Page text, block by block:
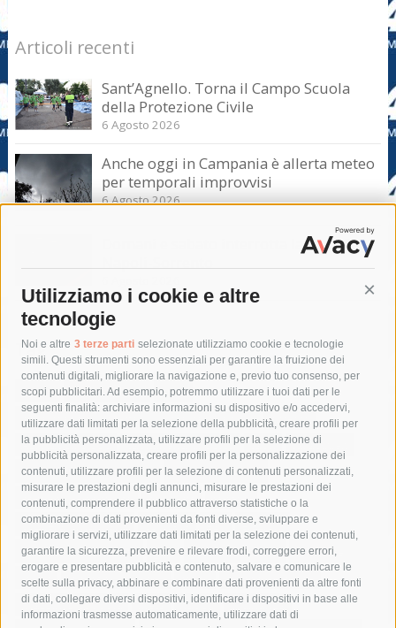
Utilizziamo i cookie e altre
tecnologie
Noi e altre 3 terze parti selezionate utilizziamo cookie e tecnologie
simili. Questi strumenti sono essenziali per garantire la fruizione dei
contenuti digitali, migliorare la navigazione e, previo tuo consenso, per
scopi pubblicitari. Ad esempio, potremmo utilizzare i tuoi dati per le
seguenti finalità: archiviare informazioni su dispositivo e/o accedervi,
utilizzare dati limitati per la selezione della pubblicità, creare profili per
la pubblicità personalizzata, utilizzare profili per la selezione di
pubblicità personalizzata, creare profili per la personalizzazione dei
contenuti, utilizzare profili per la selezione di contenuti personalizzati,
misurare le prestazioni degli annunci, misurare le prestazioni dei
contenuti, comprendere il pubblico attraverso statistiche o la
combinazione di dati provenienti da fonti diverse, sviluppare e
migliorare i servizi, utilizzare dati limitati per la selezione dei contenuti,
garantire la sicurezza, prevenire e rilevare frodi, correggere errori,
erogare e presentare pubblicità e contenuto, salvare e comunicare le
scelte sulla privacy, abbinare e combinare dati provenienti da altre fonti
di dati, collegare diversi dispositivi, identificare i dispositivi in base alle
informazioni trasmesse automaticamente, utilizzare dati di
Articoli recenti
Sant’Agnello. Torna il Campo Scuola
della Protezione Civile
6 Agosto 2026
Anche oggi in Campania è allerta meteo
per temporali improvvisi
6 Agosto 2026
Domani e sabato interrotta la linea Eav
Tag
acqua allerta meteo
anas
area marina protetta di punta campanella
arresto
Asl Napoli 3 sud
capitaneria di porto capri
carabinieri
castellammare di stabia
circumvesuviana
comune di sorrento
concerto
contagi
costiera amalfitana
covid-19 eav
elezioni
fondazione sorrento
gori guardia costiera
incidente
lavori
lorenzo balducelli mare
massa lubrense
massimo coppola
Meta napoli
ordinanza